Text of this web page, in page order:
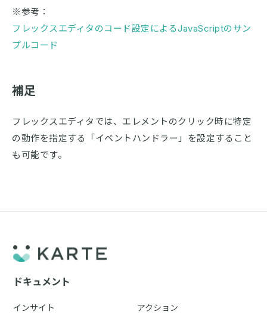
※参考：
フレックスエディタのコード設定によるJavaScriptのサン
プルコード
補足
フレックスエディタでは、エレメントのクリック時に特定
の動作を指定する「イベントハンドラー」を設定すること
も可能です。
ドキュメント
インサイト
アクション